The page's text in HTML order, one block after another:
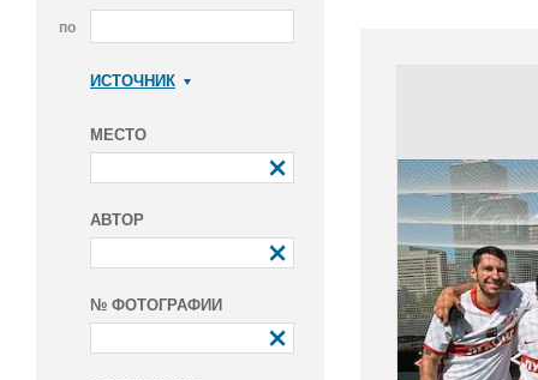
по
ИСТОЧНИК
МЕСТО
АВТОР
№ ФОТОГРАФИИ